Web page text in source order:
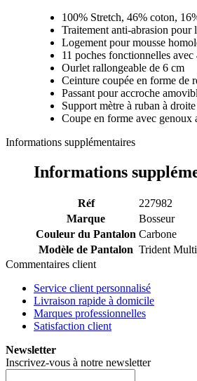
100% Stretch, 46% coton,
Traitement anti-abrasion pour
Logement pour mousse
11 poches fonctionnelles
Ourlet rallongeable de 6 cm
Ceinture coupée en forme de
Passant pour accroche
Support mètre à ruban à
Coupe en forme avec genoux
Informations supplémentaires
Informations
Réf
227982
Marque
Bosseur
Couleur du Pantalon Carbone
Modèle de Pantalon Trident
Commentaires client
Service client personnalisé
Livraison rapide à domicile
Marques professionnelles
Satisfaction client
Newsletter
Inscrivez-vous à notre newsletter